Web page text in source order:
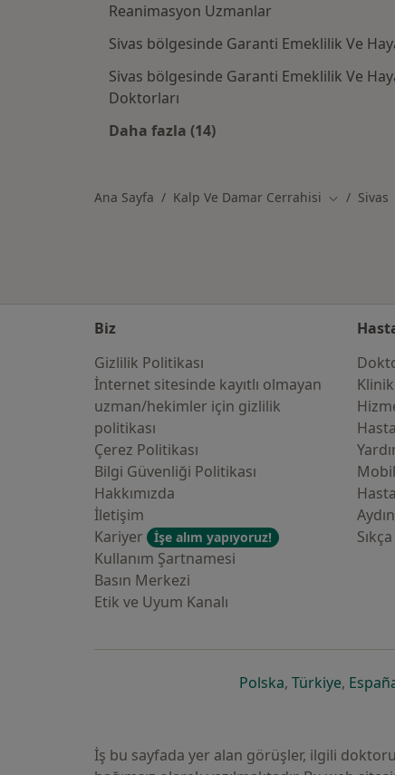
Reanimasyon Uzmanlar
Sivas bölgesinde Garanti Emeklilik Ve
Sivas bölgesinde Garanti Emeklilik Ve
Doktorları
Daha fazla (14)
Ana Sayfa Kalp Ve Damar Cerrahisi ŞehirSivas
Biz
Gizlilik Politikası
İnternet sitesinde kayıtlı olmayan
uzman/hekimler i̇çin gizlilik
politikası
Çerez Politikası
Bilgi Güvenliği Politikası
Hakkımızda
İletişim
Kariyer
İşe alım yapıyoruz!
Kullanım Şartnamesi
Basın Merkezi
Etik ve Uyum Kanalı
Polskayeni bir
, Türkiyeyeni bir
,
İş bu sayfada yer alan görüşler, ilgili